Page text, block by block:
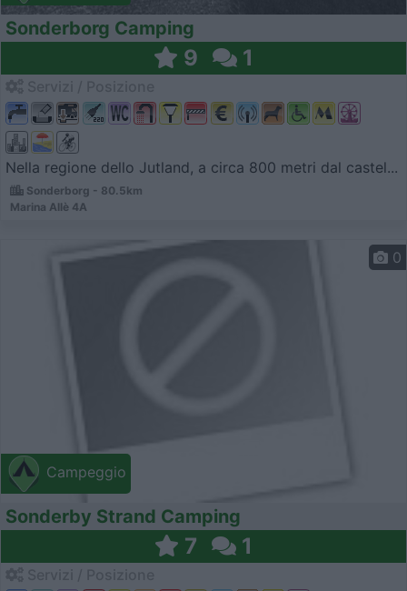
Sonderborg Camping
9 1
Nella regione dello Jutland, a circa 800 metri dal castel...
Sonderborg - 80.5km
Marina Allè 4A
Campeggio
0
Sonderby Strand Camping
7 1